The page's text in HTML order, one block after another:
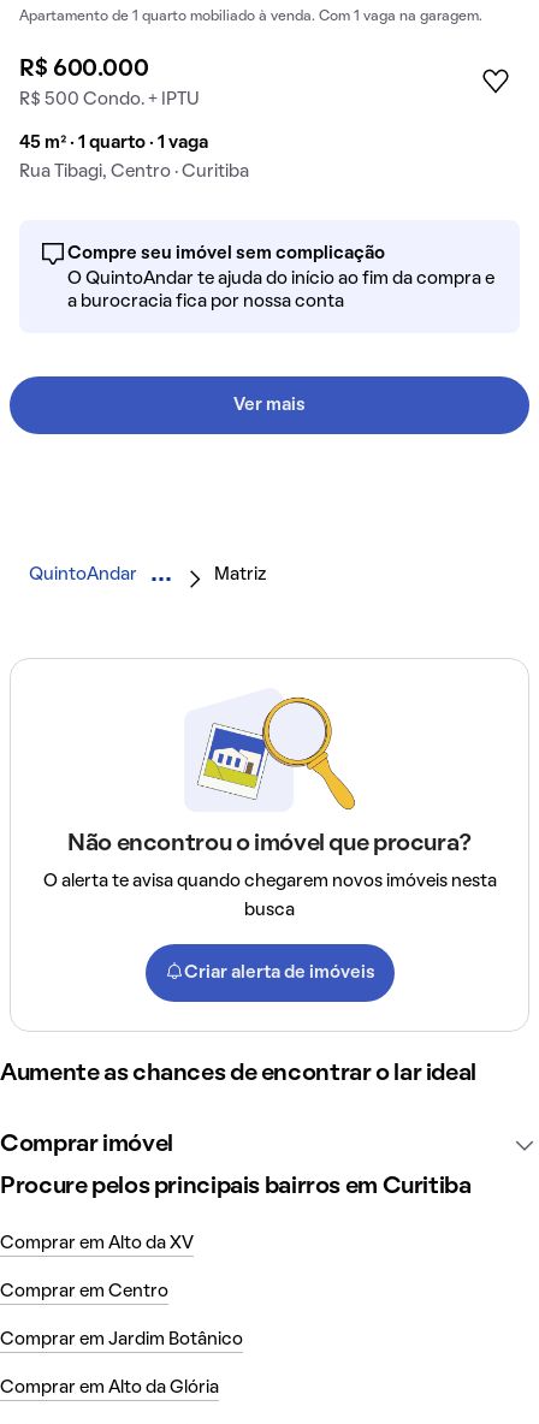
Apartamento de 1 quarto mobiliado à venda. Com 1 vaga na garagem.
R$ 600.000
R$ 500 Condo. + IPTU
45 m² · 1 quarto · 1 vaga
Rua Tibagi, Centro · Curitiba
Compre seu imóvel sem complicação
O QuintoAndar te ajuda do início ao fim da compra e
a burocracia fica por nossa conta
Ver mais
QuintoAndar Matriz
Não encontrou o imóvel que procura?
O alerta te avisa quando chegarem novos imóveis nesta
busca
Criar alerta de imóveis
Aumente as chances de encontrar o lar ideal
Comprar imóvel
Procure pelos principais bairros em Curitiba
Comprar em Alto da XV
Comprar em Centro
Comprar em Jardim Botânico
Comprar em Alto da Glória